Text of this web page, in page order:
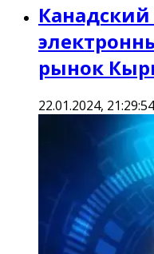
Канадский
рынок
22.01.2024, 21:29:54